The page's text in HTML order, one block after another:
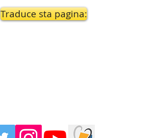
Traduce sta pagina: